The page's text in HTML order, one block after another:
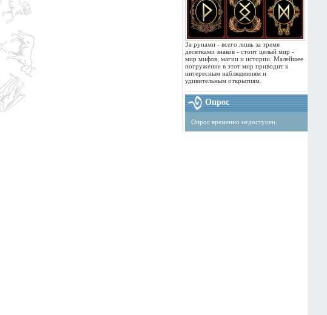
За рунами - всего лишь за тремя
десятками знаков - стоит целый мир -
мир мифов, магии и истории. Малейшее
погружение в этот мир приводит к
интересным наблюдениям и
удивительным открытиям.
Опрос
Опрос временно недоступен.